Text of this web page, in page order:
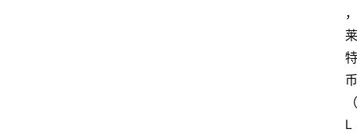
，
莱
特
币
（
L